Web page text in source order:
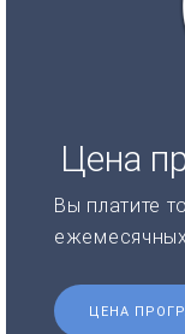
Цена
Вы платите
ЦЕНА